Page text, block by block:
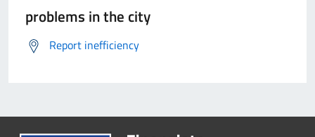
problems in the city
Report inefficiency